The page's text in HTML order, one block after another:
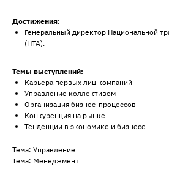
Достижения:
Генеральный директор Национальной
(НТА).
Темы выступлений:
Карьера первых лиц компаний
Управление коллективом
Организация бизнес-процессов
Конкуренция на рынке
Тенденции в экономике и бизнесе
Тема: Управление
Тема: Менеджмент